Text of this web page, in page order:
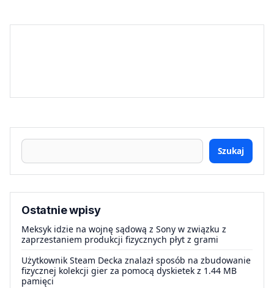
Szukaj
Ostatnie wpisy
Meksyk idzie na wojnę sądową z Sony w związku z
zaprzestaniem produkcji fizycznych płyt z grami
Użytkownik Steam Decka znalazł sposób na zbudowanie
fizycznej kolekcji gier za pomocą dyskietek z 1.44 MB
pamięci